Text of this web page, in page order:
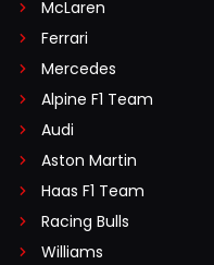
McLaren
Ferrari
Mercedes
Alpine F1 Team
Audi
Aston Martin
Haas F1 Team
Racing Bulls
Williams